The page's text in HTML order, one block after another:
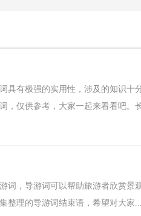
具有极强的实用性，涉及的知识十
，仅供参考，大家一起来看看吧。
词，导游词可以帮助旅游者欣赏景
整理的导游词结束语，希望对大家...